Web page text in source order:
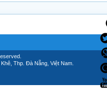
Thp. Đà Nẵng, Việt Nam.